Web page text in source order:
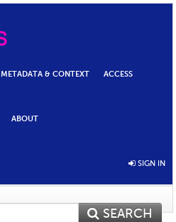
METADATA & CONTEXT ACCESS
ABOUT
SIGN IN
SEARCH